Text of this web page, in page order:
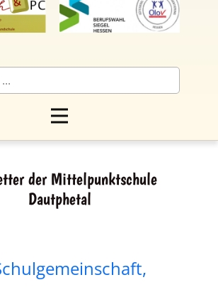
der Mittelpunktschule
Dautphetal